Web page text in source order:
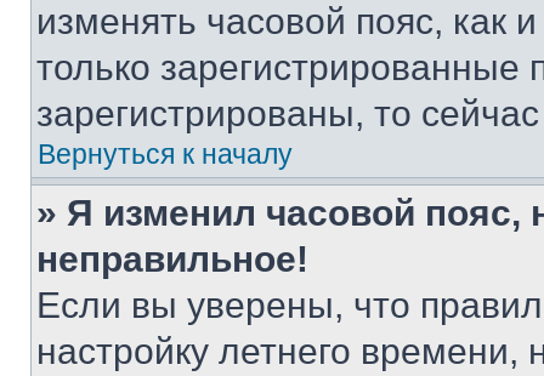
изменять часовой пояс, как
только
зарегистрированы, то
Вернуться к началу
» Я изменил часовой пояс,
неправильное!
Если вы уверены, что
настройку летнего